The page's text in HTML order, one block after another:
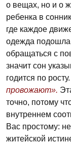
о вещах, но и о
ребенка в
где каждое
одежда
обращаться с
значит сон
годится по росту.
провожают».
точно, потому
внутреннем
Вас простому:
житейской